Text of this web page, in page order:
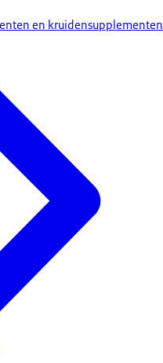
en kruidensupplementen